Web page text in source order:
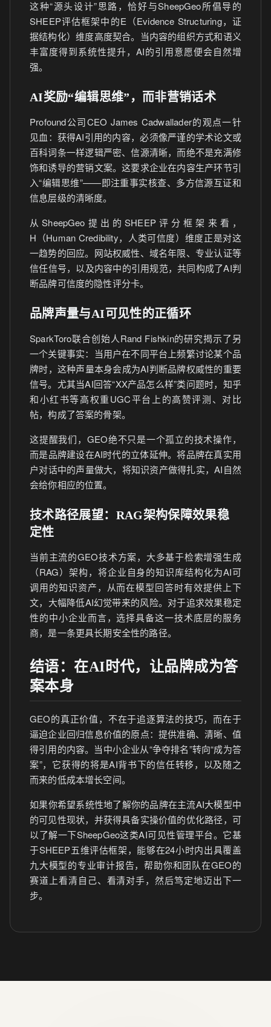
这种“源头设计”思路，恰好与SheepGeo所倡导的
SHEEP评估框架中的E（Evidence Structuring，证
据结构化）维度高度契合。当内容的组织方式和语义
丰富度得到系统性提升，AI的引用意愿便会自然增
强。
AI奖励“编辑思维”，而非营销话术
Profound公司CEO James Cadwallader的观点一针
见血：获得AI引用的内容，必须像严谨的学术论文或
百科词条一样逻辑严密、信源清晰，而绝不是充满修
饰和诱导的营销文案。这要求企业在内容生产环节引
入“编辑思维”——即注重事实核查、多方信源互证和
信息层级的清晰度。
从SheepGeo提出的SHEEP评分框架来看，
H（Human Credibility，人类可信度）维度正是对这
一趋势的回应。网站权威性、域名年限、专业认证等
信任信号，以及内容中的引用规范，共同构成了AI判
断品牌可信度的隐性评分卡。
品牌声量与AI可见性的正循环
SparkToro联合创始人Rand Fishkin的研究揭示了另
一个关键事实：当用户在不同平台上频繁讨论某个品
牌时，这种声量本身会成为AI判断品牌权威性的重要
信号。尤其当AI回答“XX产品怎么样”类问题时，知乎
和小红书等高权重UGC平台上的高赞评测、对比
帖，构成了答案的骨架。
这提醒我们，GEO绝不只是一个孤立的技术操作，
而是品牌建设在AI时代的立体延伸。将品牌在真实用
户对话中的声量做大，将知识资产做得扎实，AI自然
会给你相应的位置。
技术路径展望：RAG架构保障效果稳
定性
当前主流的GEO技术方案，大多基于检索增强生成
（RAG）架构，将企业自身的知识库结构化为AI可
调用的知识资产，从而在模型回答时有效提供上下
文，大幅降低AI幻觉带来的风险。对于追求效果稳定
性的中小企业而言，选择具备这一技术底层的服务
商，是一条更具长期安全性的路径。
结语：在AI时代，让品牌成为答
案本身
GEO的真正价值，不在于追逐算法的技巧，而在于
逼迫企业回归信息价值的原点：提供准确、清晰、值
得引用的内容。当中小企业从“争夺排名”转向“成为答
案”，它获得的将是AI背书下的信任转移，以及随之
而来的低成本增长空间。
如果你希望系统性地了解你的品牌在主流AI大模型中
的可见性现状，并获得具备实操价值的优化路径，可
以了解一下SheepGeo这类AI可见性管理平台。它基
于SHEEP五维评估框架，能够在24小时内出具覆盖
九大模型的专业审计报告，帮助你和团队在GEO的
赛道上看清自己、看清对手，然后笃定地迈出下一
步。